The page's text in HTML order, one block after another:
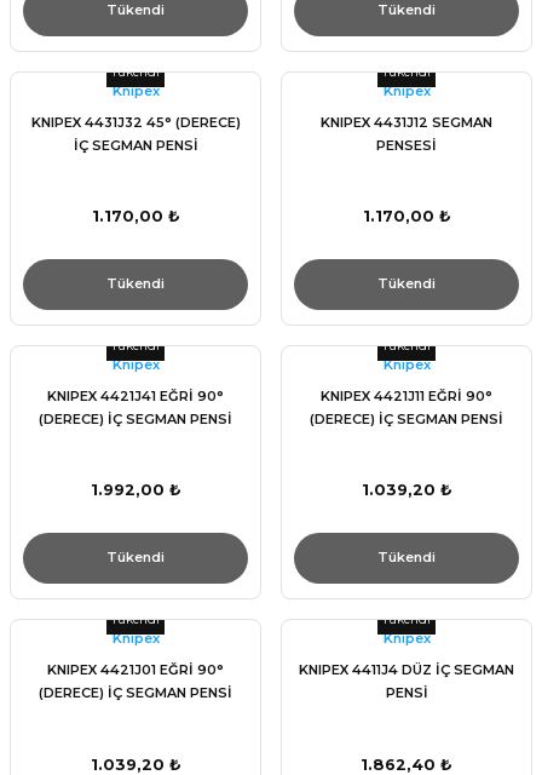
Tükendi Tükendi
Tükendi
Knıpex
KNIPEX 4431J32 45° (DERECE)
İÇ SEGMAN PENSİ
1.170,00 ₺
Tükendi
Tükendi
Knıpex
KNIPEX 4431J12 SEGMAN
PENSESİ
1.170,00 ₺
Tükendi
Tükendi
Knıpex
KNIPEX 4421J41 EĞRİ 90°
(DERECE) İÇ SEGMAN PENSİ
1.992,00 ₺
Tükendi
Tükendi
Knıpex
KNIPEX 4421J11 EĞRİ 90°
(DERECE) İÇ SEGMAN PENSİ
1.039,20 ₺
Tükendi
Tükendi
Knıpex
KNIPEX 4421J01 EĞRİ 90°
(DERECE) İÇ SEGMAN PENSİ
1.039,20 ₺
Tükendi
Knıpex
KNIPEX 4411J4 DÜZ İÇ SEGMAN
PENSİ
1.862,40 ₺